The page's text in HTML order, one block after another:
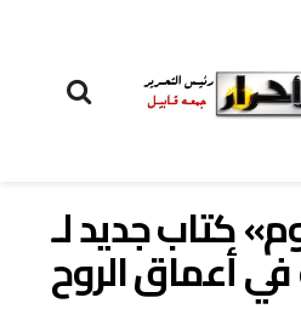
كتاب جديد لـ
أعماق الروح